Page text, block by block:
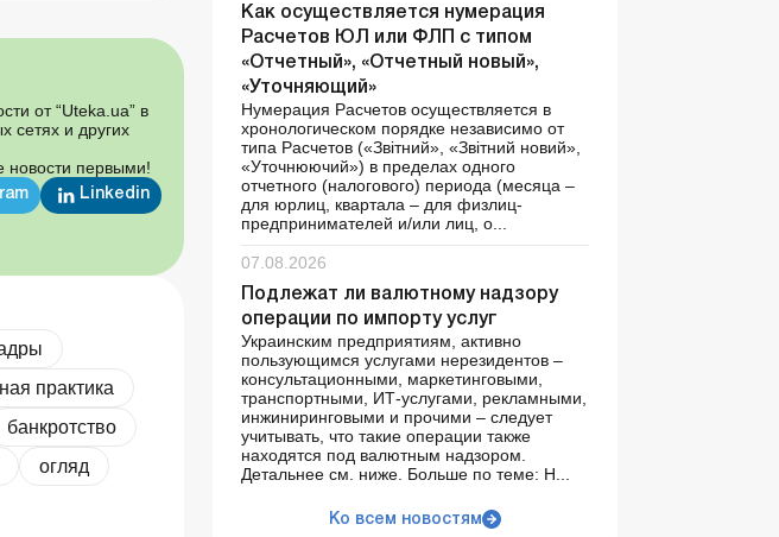
от “Uteka.ua” в
сетях и других
новости первыми!
Linkedin
практика
банкротство
огляд
Как осуществляется нумерация
Расчетов ЮЛ или ФЛП с типом
«Отчетный», «Отчетный новый»,
«Уточняющий»
Нумерация Расчетов осуществляется в
хронологическом порядке независимо от
типа Расчетов («Звітний», «Звітний новий»,
«Уточнюючий») в пределах одного
отчетного (налогового) периода (месяца –
для юрлиц, квартала – для физлиц-
предпринимателей и/или лиц, о...
07.08.2026
Подлежат ли валютному надзору
операции по импорту услуг
Украинским предприятиям, активно
пользующимся услугами нерезидентов –
консультационными, маркетинговыми,
транспортными, ИТ-услугами, рекламными,
инжиниринговыми и прочими – следует
учитывать, что такие операции также
находятся под валютным надзором.
Детальнее см. ниже. Больше по теме: Н...
Ко всем новостям